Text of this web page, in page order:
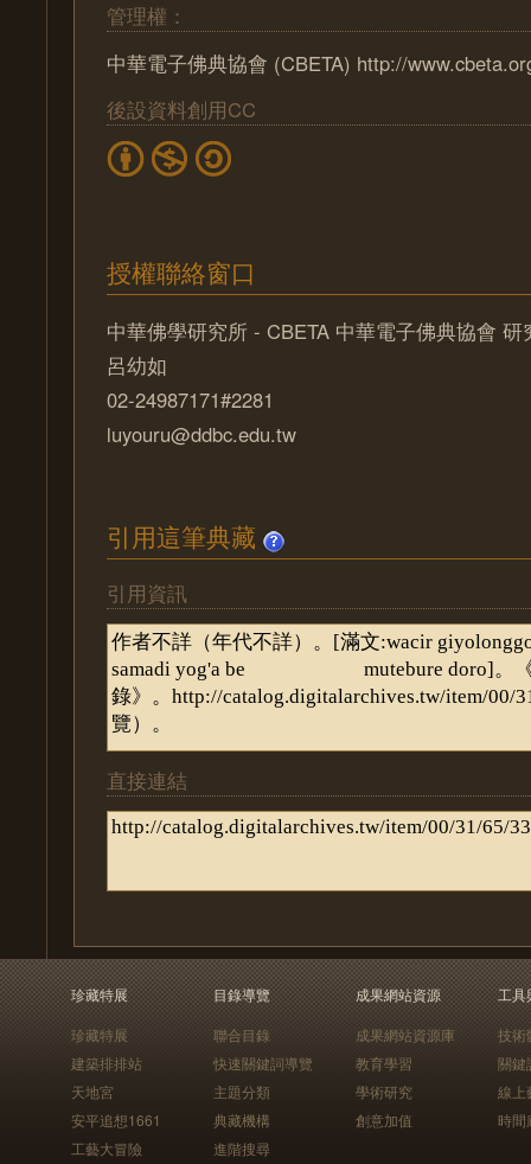
管理權：
中華電子佛典協會 (CBETA) http://
後設資料創用CC
授權聯絡窗口
中華佛學研究所 - CBETA 中華電子佛典協會 研
呂幼如
02-24987171#2281
luyouru@ddbc.edu.tw
引用這筆典藏
引用資訊
直接連結
珍藏特展
珍藏特展
建築排排站
天地宮
安平追想1661
工藝大冒險
目錄導覽
聯合目錄
快速關鍵詞導覽
主題分類
典藏機構
進階搜尋
成果網站資源
成果網站資源庫
教育學習
學術研究
創意加值
工具
技術
關鍵
線上
時間